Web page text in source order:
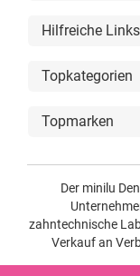
Hilfreiche Links
Topkategorien
Topmarken
Der minilu
zahntechnische
Verkauf an